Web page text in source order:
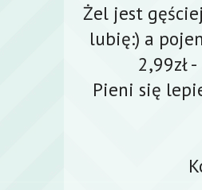
Żel jest
lubię:) a
2,99zł
Pieni się